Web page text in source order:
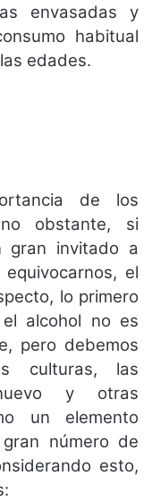
envasadas y
habitual
edades.
de los
obstante, si
gran invitado a
el
lo primero
alcohol no es
pero debemos
culturas, las
y otras
un elemento
número de
esto,